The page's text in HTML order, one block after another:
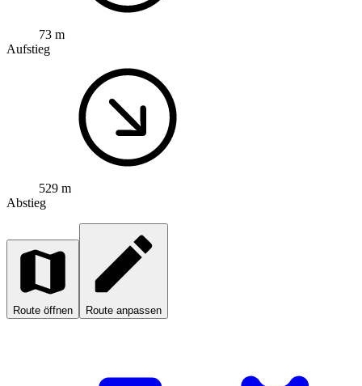
73 m
Aufstieg
529 m
Abstieg
Route öffnen Route anpassen